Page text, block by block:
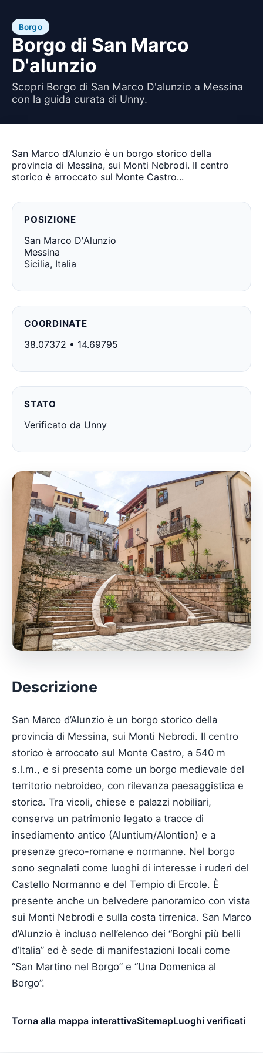
Borgo
Borgo di San Marco
D'alunzio
Scopri Borgo di San Marco D'alunzio a Messina
con la guida curata di Unny.
San Marco d’Alunzio è un borgo storico della
provincia di Messina, sui Monti Nebrodi. Il centro
storico è arroccato sul Monte Castro...
POSIZIONE
San Marco D'Alunzio
Messina
Sicilia, Italia
COORDINATE
38.07372 • 14.69795
STATO
Verificato da Unny
Descrizione
San Marco d’Alunzio è un borgo storico della
provincia di Messina, sui Monti Nebrodi. Il centro
storico è arroccato sul Monte Castro, a 540 m
s.l.m., e si presenta come un borgo medievale del
territorio nebroideo, con rilevanza paesaggistica e
storica. Tra vicoli, chiese e palazzi nobiliari,
conserva un patrimonio legato a tracce di
insediamento antico (Aluntium/Alontion) e a
presenze greco-romane e normanne. Nel borgo
sono segnalati come luoghi di interesse i ruderi del
Castello Normanno e del Tempio di Ercole. È
presente anche un belvedere panoramico con vista
sui Monti Nebrodi e sulla costa tirrenica. San Marco
d’Alunzio è incluso nell’elenco dei “Borghi più belli
d’Italia” ed è sede di manifestazioni locali come
“San Martino nel Borgo” e “Una Domenica al
Borgo”.
Torna alla mappa interattivaSitemapLuoghi verificati